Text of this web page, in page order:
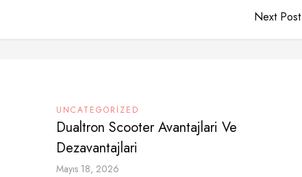
Next
UNCATEGORIZED
Dualtron Scooter Avantajlari Ve
Dezavantajlari
Mayıs 18, 2026